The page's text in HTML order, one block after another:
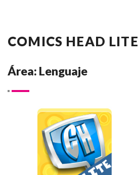
COMICS HEAD LITE
Área: Lenguaje